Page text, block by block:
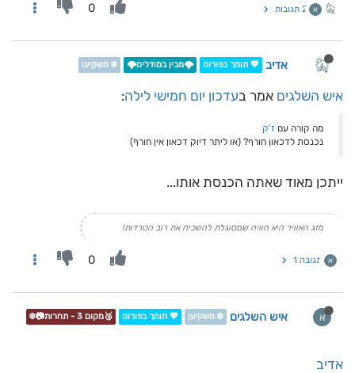
א 2 תגובות 0
אדיב 💖 תומך בפורום 🌩️מבין במודלים🌩️ ❄️ משקיען
איש השלגים אמר בעדכון יום חמישי לילה:
מה קורה עם ז'ק
נכנסת לדכאון חורף? (או ליתר דיוק דכאון אין חורף)
ייתכן מאוד שאתה הכנסת אותו...
מזג האוויר היא חוויה שמסוגלת להשכיח את רוב הטרדות!
א תגובה 1 0
א איש השלגים ❄️ משקיען 💖 תומך בפורום 🥉מקום 3 - תחרות📷❄️
אדיב